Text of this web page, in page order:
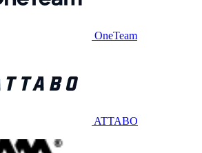
OneTeam
ATTABO